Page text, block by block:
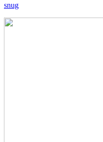
snug